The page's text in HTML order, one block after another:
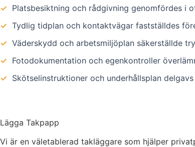
✓ Platsbesiktning och rådgivning genomfördes i
✓ Tydlig tidplan och kontaktvägar fastställdes
✓ Väderskydd och arbetsmiljöplan säkerställde
✓ Fotodokumentation och egenkontroller
✓ Skötselinstruktioner och underhållsplan
Lägga Takpapp
Vi är en väletablerad takläggare som hjälper